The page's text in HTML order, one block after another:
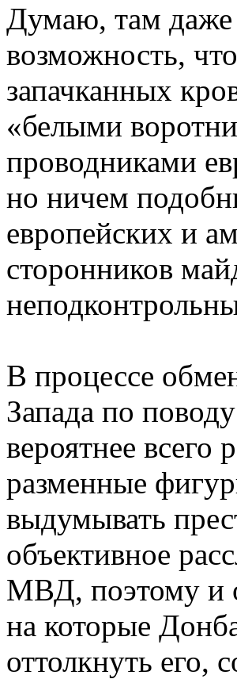
Думаю, там даже
возможность,
запачканных
«белыми
проводниками
но ничем
европейских и
сторонников
В процессе
Запада по
вероятнее всего
разменные
выдумывать
объективное
МВД, поэтому и
на которые
оттолкнуть его,